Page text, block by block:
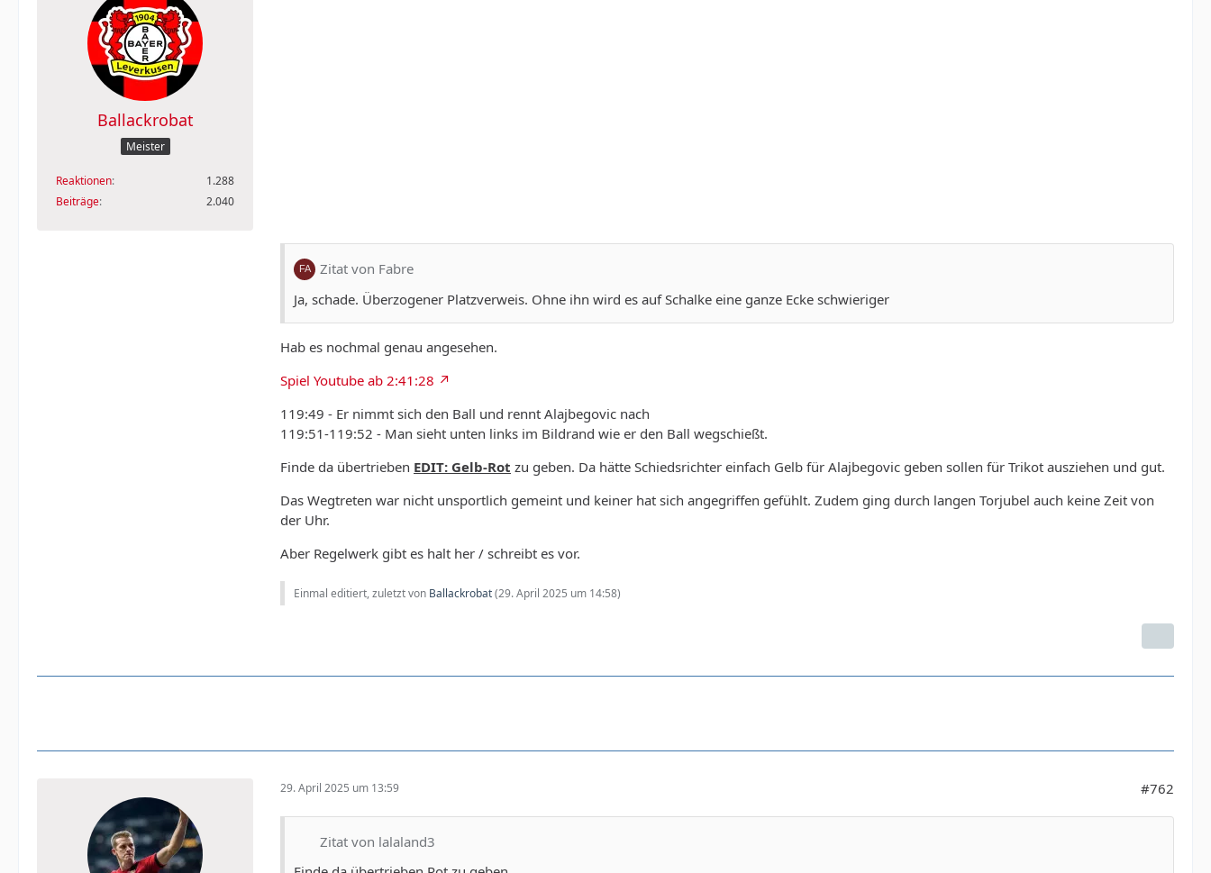
Ballackrobat
Meister
Reaktionen
1.288
Beiträge
2.040
Zitat von Fabre
Ja, schade. Überzogener Platzverweis. Ohne ihn wird es auf Schalke eine ganze Ecke schwieriger
Hab es nochmal genau angesehen.
Spiel Youtube ab 2:41:28
119:49 - Er nimmt sich den Ball und rennt Alajbegovic nach
119:51-119:52 - Man sieht unten links im Bildrand wie er den Ball wegschießt.
Finde da übertrieben EDIT: Gelb-Rot zu geben. Da hätte Schiedsrichter einfach Gelb für Alajbegovic geben sollen für Trikot ausziehen und gut.
Das Wegtreten war nicht unsportlich gemeint und keiner hat sich angegriffen gefühlt. Zudem ging durch langen Torjubel auch keine Zeit von
der Uhr.
Aber Regelwerk gibt es halt her / schreibt es vor.
Einmal editiert, zuletzt von Ballackrobat(29. April 2025 um 14:58)
29. April 2025 um 13:59 #762
Zitat von lalaland3